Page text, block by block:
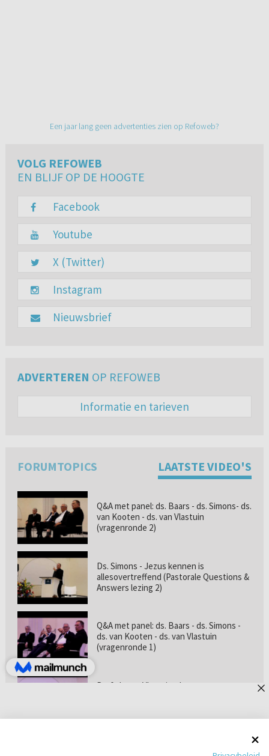
Een jaar lang geen advertenties zien op Refoweb?
VOLG REFOWEB
EN BLIJF OP DE HOOGTE
Facebook
Youtube
X (Twitter)
Instagram
Nieuwsbrief
ADVERTEREN OP REFOWEB
Informatie en tarieven
FORUMTOPICS LAATSTE VIDEO'S
Q&A met panel: ds. Baars - ds. Simons- ds.
van Kooten - ds. van Vlastuin
(vragenronde 2)
Ds. Simons - Jezus kennen is
allesovertreffend (Pastorale Questions &
Answers lezing 2)
Q&A met panel: ds. Baars - ds. Simons -
ds. van Kooten - ds. van Vlastuin
(vragenronde 1)
Prof. dr. van Vlastuin - Is